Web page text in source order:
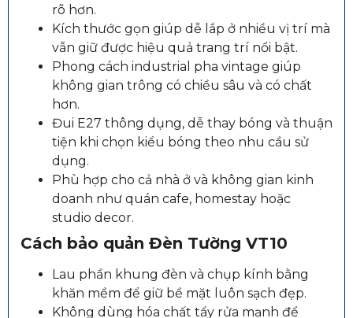
rõ hơn.
Kích thước gọn giúp dễ lắp ở nhiều vị trí mà
vẫn giữ được hiệu quả trang trí nổi bật.
Phong cách industrial pha vintage giúp
không gian trông có chiều sâu và có chất
hơn.
Đui E27 thông dụng, dễ thay bóng và thuận
tiện khi chọn kiểu bóng theo nhu cầu sử
dụng.
Phù hợp cho cả nhà ở và không gian kinh
doanh như quán cafe, homestay hoặc
studio decor.
Cách bảo quản Đèn Tường VT10
Lau phần khung đèn và chụp kính bằng
khăn mềm để giữ bề mặt luôn sạch đẹp.
Không dùng hóa chất tẩy rửa mạnh để